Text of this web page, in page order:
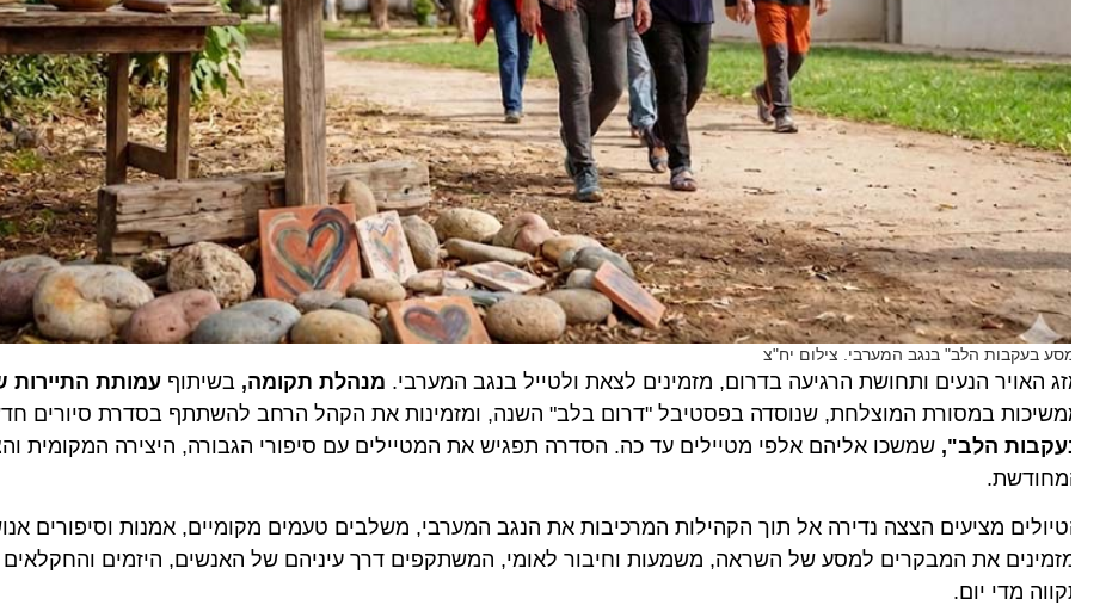
בעקבות הלב" בנגב המערבי. צילום יח"צ
האויר הנעים ותחושת הרגיעה בדרום, מזמינים לצאת ולטייל בנגב המערבי.מנהלת תקומה,בשיתוףעמותת התיירות
במסורת המוצלחת, שנוסדה בפסטיבל "דרום בלב" השנה, ומזמינות את הקהל הרחב להשתתף בסדרת סיורים
הלב",שמשכו אליהם אלפי מטיילים עד כה. הסדרה תפגיש את המטיילים עם סיפורי הגבורה, היצירה המקומית
מציעים הצצה נדירה אל תוך הקהילות המרכיבות את הנגב המערבי, משלבים טעמים מקומיים, אמנות וסיפורים
את המבקרים למסע של השראה, משמעות וחיבור לאומי, המשתקפים דרך עיניהם של האנשים, היזמים והחקלאים
מדי יום.